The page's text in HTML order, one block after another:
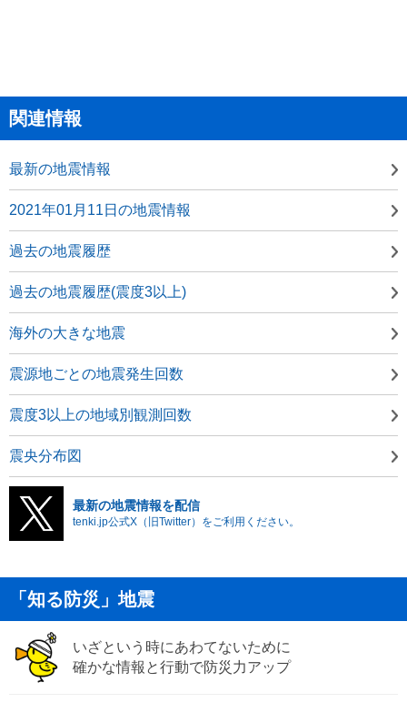
関連情報
最新の地震情報
2021年01月11日の地震情報
過去の地震履歴
過去の地震履歴(震度3以上)
海外の大きな地震
震源地ごとの地震発生回数
震度3以上の地域別観測回数
震央分布図
最新の地震情報を配信
tenki.jp公式X（旧Twitter）をご利用ください。
「知る防災」地震
いざという時にあわてないために
確かな情報と行動で防災力アップ